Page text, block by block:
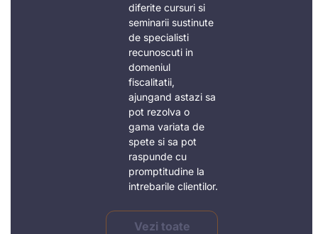
diferite cursuri si
seminarii sustinute
de specialisti
recunoscuti in
domeniul
fiscalitatii,
ajungand astazi sa
pot rezolva o
gama variata de
spete si sa pot
raspunde cu
promptitudine la
intrebarile clientilor.
Vezi toate